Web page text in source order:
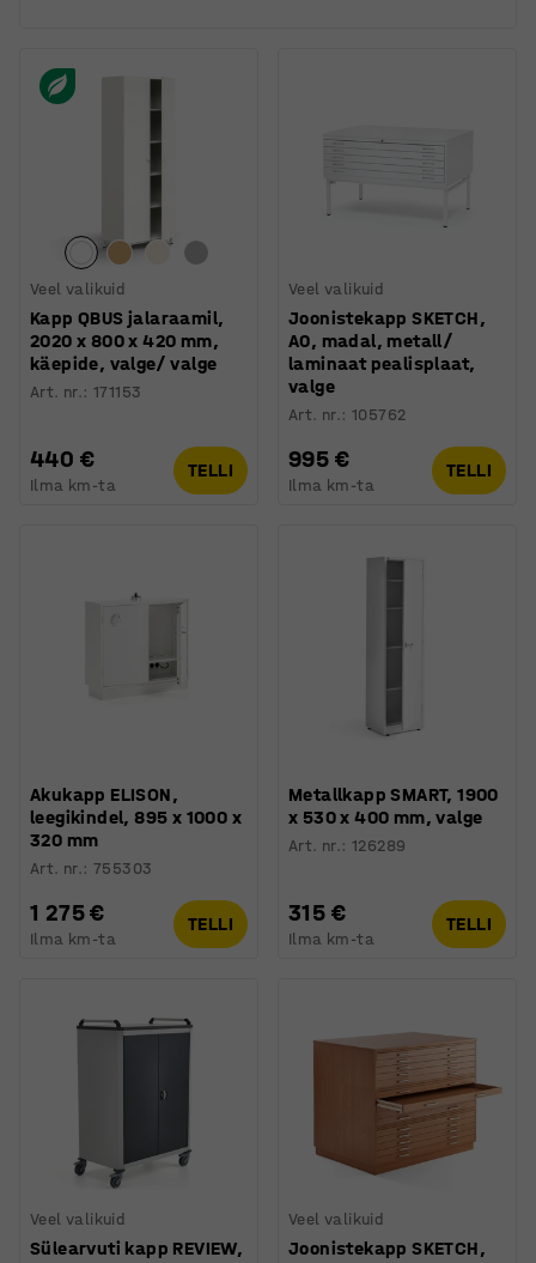
Veel valikuid
Kapp QBUS jalaraamil,
2020 x 800 x 420 mm,
käepide, valge/ valge
Art. nr.:171153
440 €
Ilma km-ta
TELLI
Veel valikuid
Joonistekapp SKETCH,
A0, madal, metall/
laminaat pealisplaat,
valge
Art. nr.:105762
995 €
Ilma km-ta
TELLI
Akukapp ELISON,
leegikindel, 895 x 1000 x
320 mm
Art. nr.:755303
1 275 €
Ilma km-ta
TELLI
Metallkapp SMART, 1900
x 530 x 400 mm, valge
Art. nr.:126289
315 €
Ilma km-ta
TELLI
Veel valikuid
Sülearvuti kapp REVIEW,
Veel valikuid
Joonistekapp SKETCH,